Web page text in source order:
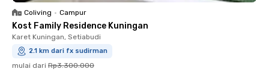
Coliving • Campur
Kost Family Residence Kuningan
Karet Kuningan, Setiabudi
2.1 km dari fx sudirman
mulai dari Rp3.300.000